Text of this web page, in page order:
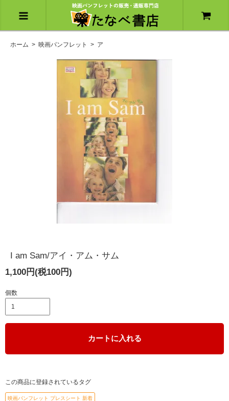
ホーム > 映画パンフレット > ア
I am Sam/アイ・アム・サム
1,100円(税100円)
個数
カートに入れる
この商品に登録されているタグ
映画パンフレット プレスシート 新着